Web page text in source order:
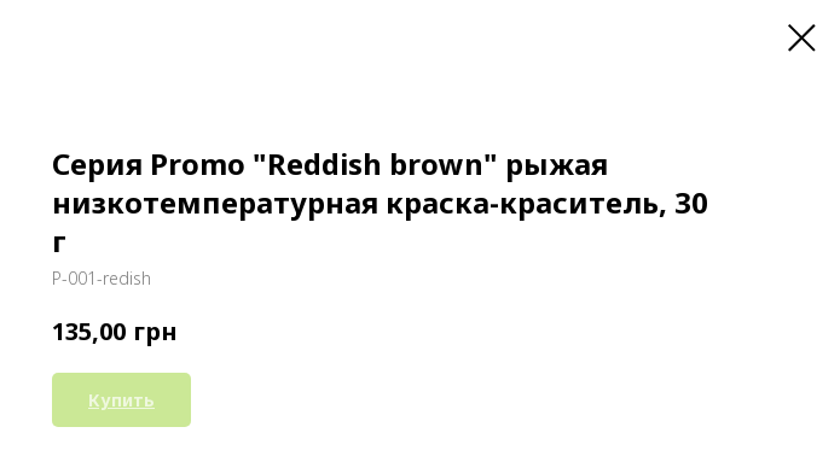
Серия Promo "Reddish brown" рыжая
низкотемпературная краска-краситель, 30
г
P-001-redish
135,00 грн
Купить